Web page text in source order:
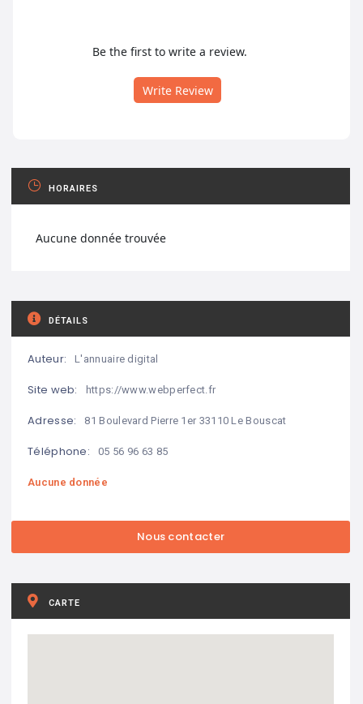
Be the first to write a review.
Write Review
HORAIRES
Aucune donnée trouvée
DÉTAILS
Auteur: L'annuaire digital
Site web: https://www.webperfect.fr
Adresse: 81 Boulevard Pierre 1er 33110 Le Bouscat
Téléphone: 05 56 96 63 85
Aucune donnée
CARTE